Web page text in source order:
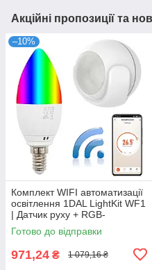
Акційні пропозиції та
–10%
Комплект WIFI автоматизації
освітлення 1DAL LightKit WF1
| Датчик руху + RGB-
лампочка | APP "Tuya Smart"
Готово до відправки
971,24 ₴ 1 079,16 ₴